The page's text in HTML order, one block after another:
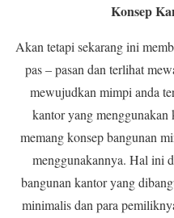
Konsep
Akan tetapi sekarang ini
pas – pasan dan terlihat
mewujudkan mimpi anda
kantor yang
memang konsep bangunan
menggunakannya. Hal ini
bangunan kantor yang
minimalis dan para